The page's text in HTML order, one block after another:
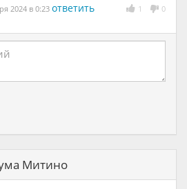
1 0
2024 в 0:23 ответить
Митино